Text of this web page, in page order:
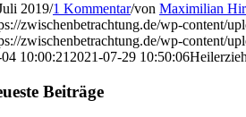
2019/1 Kommentar/von Maximilian
zwischenbetrachtung.de/wp-content/
zwischenbetrachtung.de/wp-content/
10:00:21 2021-07-29 10:50:06
Beiträge